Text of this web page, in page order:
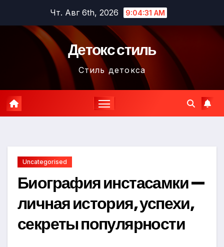
содержимому
Чт. Авг 6th, 2026 9:04:32 AM
Детокс стиль
Стиль детокса
Uncategorised
Биография инстасамки —
личная история, успехи,
секреты популярности